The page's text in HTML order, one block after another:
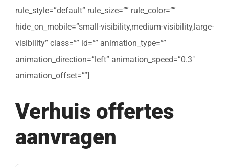
rule_style=”default” rule_size=”” rule_color=””
hide_on_mobile=”small-visibility,medium-visibility,large-
visibility” class=”” id=”” animation_type=””
animation_direction=”left” animation_speed=”0.3″
animation_offset=””]
Verhuis offertes
aanvragen